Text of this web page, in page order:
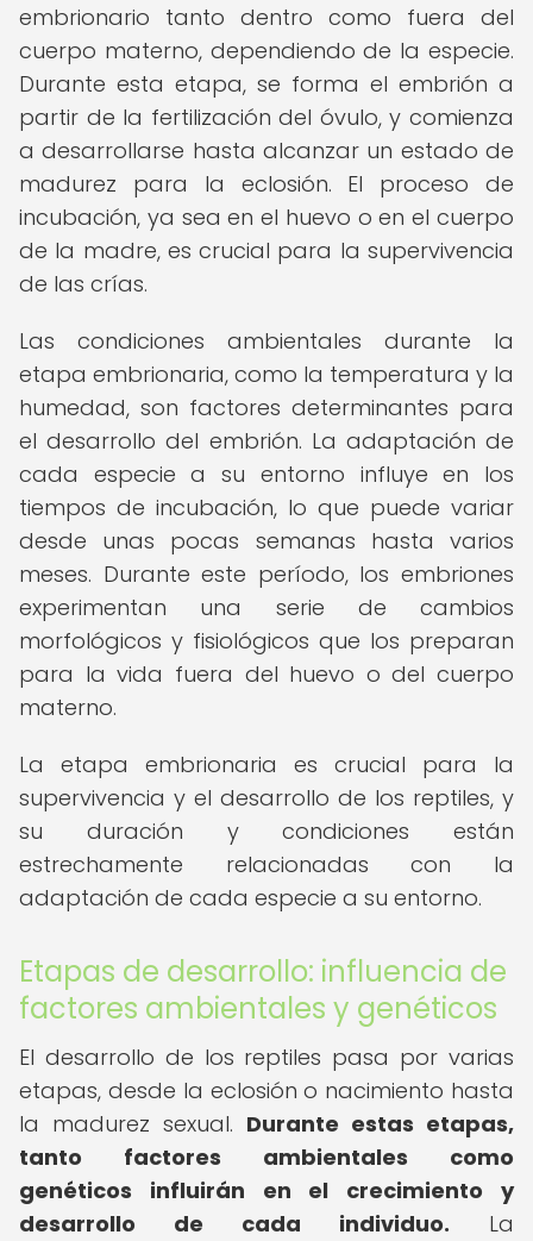
embrionario tanto dentro como fuera del
cuerpo materno, dependiendo de la especie.
Durante esta etapa, se forma el embrión a
partir de la fertilización del óvulo, y comienza
a desarrollarse hasta alcanzar un estado de
madurez para la eclosión. El proceso de
incubación, ya sea en el huevo o en el cuerpo
de la madre, es crucial para la supervivencia
de las crías.
Las condiciones ambientales durante la
etapa embrionaria, como la temperatura y la
humedad, son factores determinantes para
el desarrollo del embrión. La adaptación de
cada especie a su entorno influye en los
tiempos de incubación, lo que puede variar
desde unas pocas semanas hasta varios
meses. Durante este período, los embriones
experimentan una serie de cambios
morfológicos y fisiológicos que los preparan
para la vida fuera del huevo o del cuerpo
materno.
La etapa embrionaria es crucial para la
supervivencia y el desarrollo de los reptiles, y
su duración y condiciones están
estrechamente relacionadas con la
adaptación de cada especie a su entorno.
Etapas de desarrollo: influencia de
factores ambientales y genéticos
El desarrollo de los reptiles pasa por varias
etapas, desde la eclosión o nacimiento hasta
la madurez sexual. Durante estas etapas,
tanto factores ambientales como
genéticos influirán en el crecimiento y
desarrollo de cada individuo. La